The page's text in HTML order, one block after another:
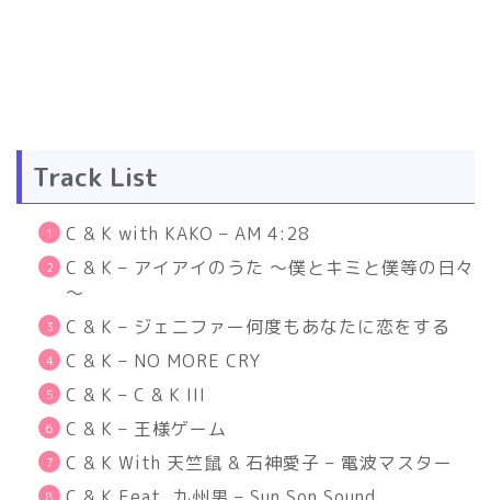
Track List
C & K with KAKO – AM 4:28
C & K – アイアイのうた ～僕とキミと僕等の日々
～
C & K – ジェニファー何度もあなたに恋をする
C & K – NO MORE CRY
C & K – C & K III
C & K – 王様ゲーム
C & K With 天竺鼠 & 石神愛子 – 電波マスター